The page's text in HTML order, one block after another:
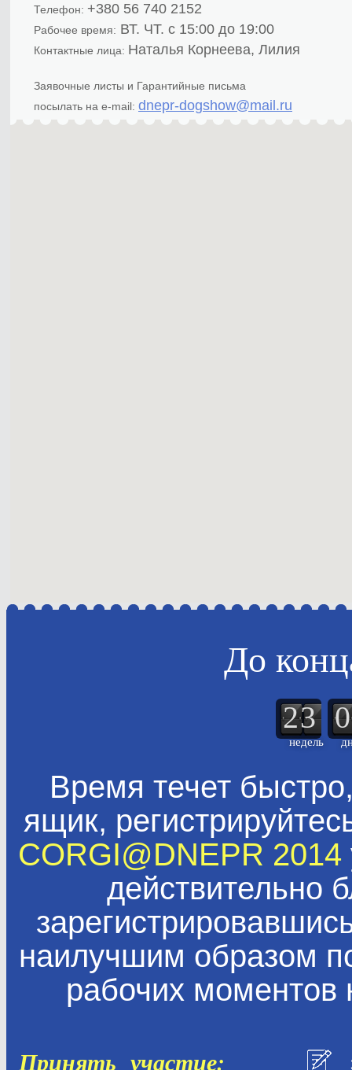
Телефон: +380 56 740 2152
Рабочее время: ВТ. ЧТ. с 15:00 до 19:00
Контактные лица: Наталья Корнеева, Лилия
Заявочные листы и Гарантийные письма
посылать на e-mail: dnepr-dogshow@mail.ru
До
недель
23 0
Время течет
ящик,
CORGI@DNEPR 2014
действительно
наилучшим образом
рабочих моментов
Принять участие: